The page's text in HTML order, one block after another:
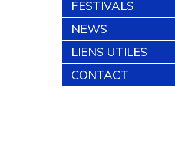
FESTIVALS
NEWS
LIENS UTILES
CONTACT